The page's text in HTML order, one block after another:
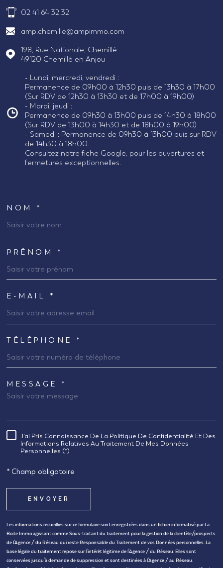
02 41 64 32 32
amp.chemille@ampimmo.com
198, Rue Nationale, Chemillé
49120
Chemillé en Anjou
- Lundi, mercredi, vendredi :
Permanence de 09h00 à 12h30 puis de 13h30 à 17h00
(Sur RDV de 12h30 à 13h30 et de 17h00 à 19h00)
- Mardi, jeudi :
Permanence de 09h30 à 13h00 puis de 14h30 à 18h00
(Sur RDV de 13h00 à 14h30 et de 18h00 à 19h00)
- Samedi : Permanence de 09h30 à 13h00 puis sur RDV
de 14h30 à 18h00.
Consultez notre fiche Google, pour les ouvertures et
fermetures exceptionnelles.
TRAD_MELTEM_VOSCOORDONNEES
NOM *
PRÉNOM *
E-MAIL *
TÉLÉPHONE *
TRAD_MELTEM_VOREDEMANDE
MESSAGE *
RÈGLEMENTATION
J'ai Pris Connaissance De La Politique De Confidentialité Et Des
Informations Relatives Au Traitement De Mes Données
Personnelles (*)
* Champ obligatoire
ENVOYER
Les informations recueillies sur ce formulaire sont enregistrées dans un fichier informatisé par La
Boite Immo agissant comme Sous-traitant du traitement pour la gestion de la clientèle/prospects
de l'Agence / du Réseau qui reste Responsable du Traitement de vos Données personnelles. La
base légale du traitement repose sur l'intérêt légitime de l'Agence / du Réseau. Elles sont
conservées jusqu'à demande de suppression et sont destinées à l'Agence / au Réseau.